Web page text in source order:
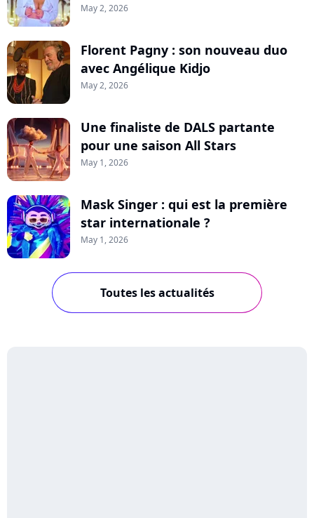
May 2, 2026
Florent Pagny : son nouveau duo
avec Angélique Kidjo
May 2, 2026
Une finaliste de DALS partante
pour une saison All Stars
May 1, 2026
Mask Singer : qui est la première
star internationale ?
May 1, 2026
Toutes les actualités